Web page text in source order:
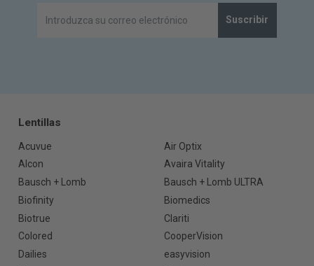
Suscribir
Lentillas
Acuvue
Air Optix
Alcon
Avaira Vitality
Bausch + Lomb
Bausch + Lomb ULTRA
Biofinity
Biomedics
Biotrue
Clariti
Colored
CooperVision
Dailies
easyvision